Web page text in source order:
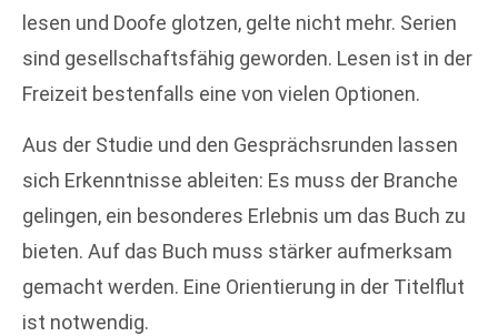
lesen und Doofe glotzen, gelte nicht mehr. Serien
sind gesellschaftsfähig geworden. Lesen ist in der
Freizeit bestenfalls eine von vielen Optionen.
Aus der Studie und den Gesprächsrunden lassen
sich Erkenntnisse ableiten: Es muss der Branche
gelingen, ein besonderes Erlebnis um das Buch zu
bieten. Auf das Buch muss stärker aufmerksam
gemacht werden. Eine Orientierung in der Titelflut
ist notwendig.